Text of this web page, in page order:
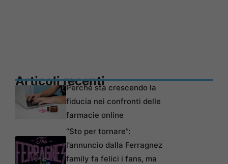
Articoli recentiPerché sta crescendo la
fiducia nei confronti delle
farmacie online
“Sto per tornare”:
l’annuncio dalla Ferragnez
family fa felici i fans, ma